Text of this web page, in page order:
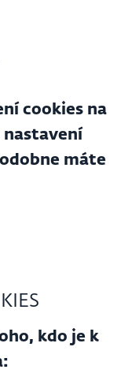
cookies na
nastavení
máte
kdo je k